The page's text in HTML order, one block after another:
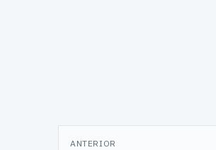
Navegação
ANTERIOR